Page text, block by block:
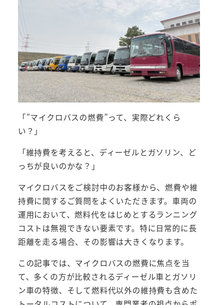
「”マイクロバスの燃費”って、実際どれくら
い？」
「維持費を考えると、ディーゼルとガソリン、ど
っちが良いのかな？」
マイクロバスをご検討中のお客様から、燃費や維
持費に関するご質問をよくいただきます。車両の
運用において、燃料代をはじめとするランニング
コストは無視できない要素です。特に日常的に長
距離を走る場合、その影響は大きくなります。
この記事では、マイクロバスの燃費に焦点を当
て、多くの方が比較されるディーゼル車とガソリ
ン車の特徴、そして燃料代以外の維持費も含めた